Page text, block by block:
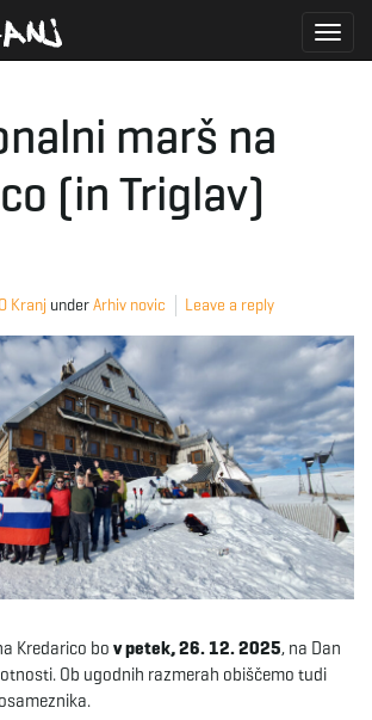
g
l
e
marš na
(in Triglav)
Kranj underArhiv novic Leave a reply
Kredarico bo v petek, 26. 12. 2025, na Dan
Ob ugodnih razmerah obiščemo tudi